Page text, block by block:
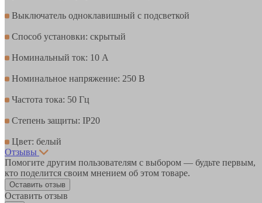
Выключатель одноклавишный с подсветкой
Способ установки: скрытый
Номинальный ток: 10 А
Номинальное напряжение: 250 В
Частота тока: 50 Гц
Степень защиты: IP20
Цвет: белый
Отзывы
Помогите другим пользователям с выбором — будьте первым,
кто поделится своим мнением об этом товаре.
Оставить отзыв
Оставить отзыв